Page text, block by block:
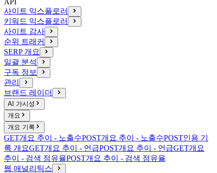
사이트 익스플로러
키워드 익스플로러
사이트 감사
순위 트래커
SERP 개요
일괄 분석
구독 정보
관리
브랜드 레이더
AI 가시성
개요
개요 기록
GET개요 추이 - 노출수POST개요 추이 - 노출수POST인용 기
록 개요GET개요 추이 - 언급POST개요 추이 - 언급GET개요
추이 - 검색 점유율POST개요 추이 - 검색 점유율
웹 애널리틱스